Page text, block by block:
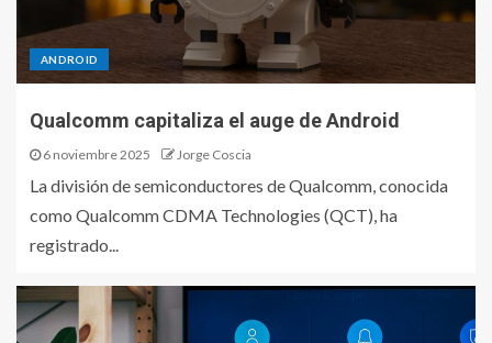
ANDROID
Qualcomm capitaliza el auge de Android
6 noviembre 2025 Jorge Coscia
La división de semiconductores de Qualcomm, conocida
como Qualcomm CDMA Technologies (QCT), ha
registrado...